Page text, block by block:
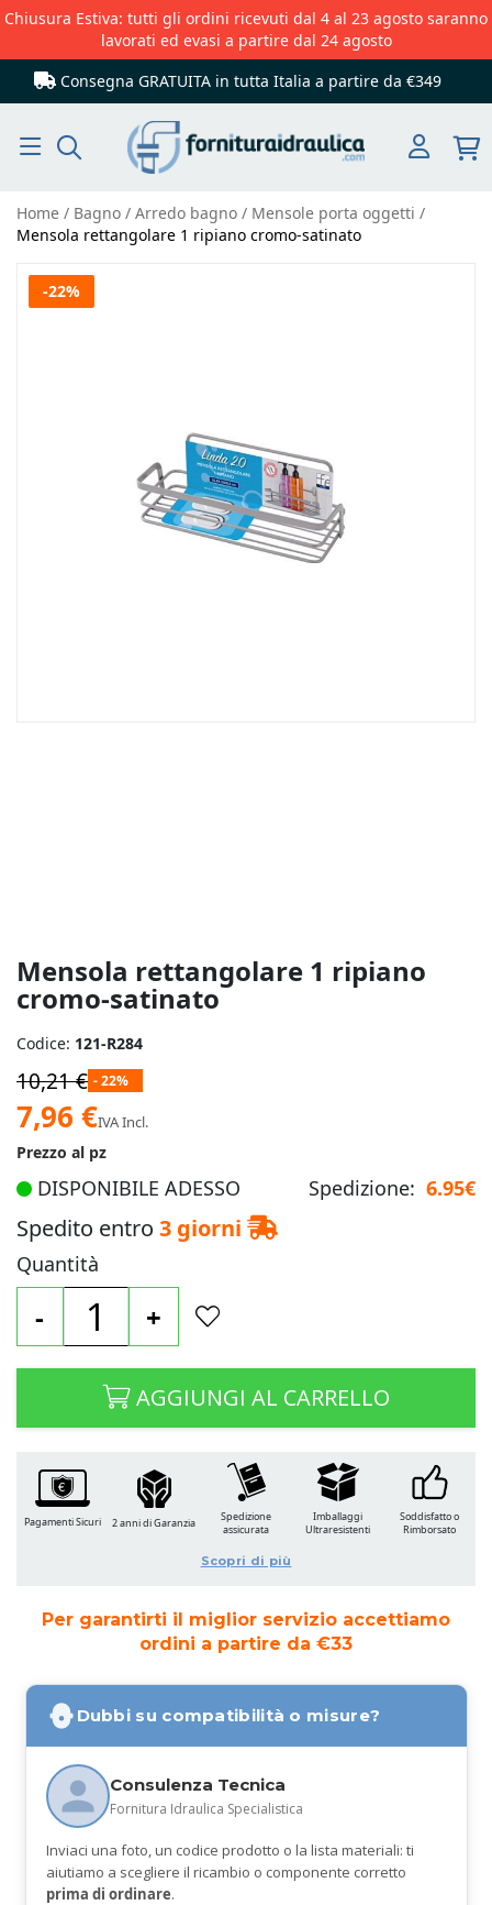
Chiusura Estiva: tutti gli ordini ricevuti dal 4 al 23 agosto saranno
lavorati ed evasi a partire dal 24 agosto
Consegna GRATUITA in tutta Italia a partire da €349
Home Bagno Arredo bagno
Mensole porta oggetti
Mensola rettangolare 1 ripiano cromo-satinato
Mensola rettangolare 1 ripiano
cromo-satinato
Vai
-22%
Codice: 121-R284
10,21 € - 22%
Prezzo
speciale
7,96 €IVA Incl.
Prezzo al pz
DISPONIBILE ADESSO Spedizione: 6.95€
Spedito entro 3 giorni
Quantità
- +
AGGIUNGI AL CARRELLO
Per garantirti il miglior servizio accettiamo
ordini a partire da €33
Dubbi su compatibilità o misure?
Consulenza Tecnica
Fornitura Idraulica Specialistica
Inviaci una foto, un codice prodotto o la lista materiali: ti
aiutiamo a scegliere il ricambio o componente corretto
prima di ordinare.
Pagamenti Sicuri 2 anni di Garanzia
Spedizione
assicurata
Imballaggi
Ultraresistenti
Soddisfatto o
Rimborsato
Scopri di più